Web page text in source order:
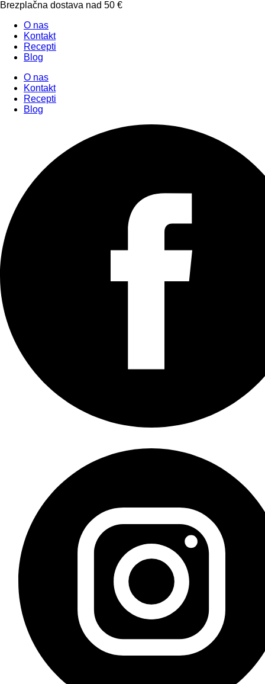
Brezplačna dostava nad 50 €
O nas
Kontakt
Recepti
Blog
O nas
Kontakt
Recepti
Blog